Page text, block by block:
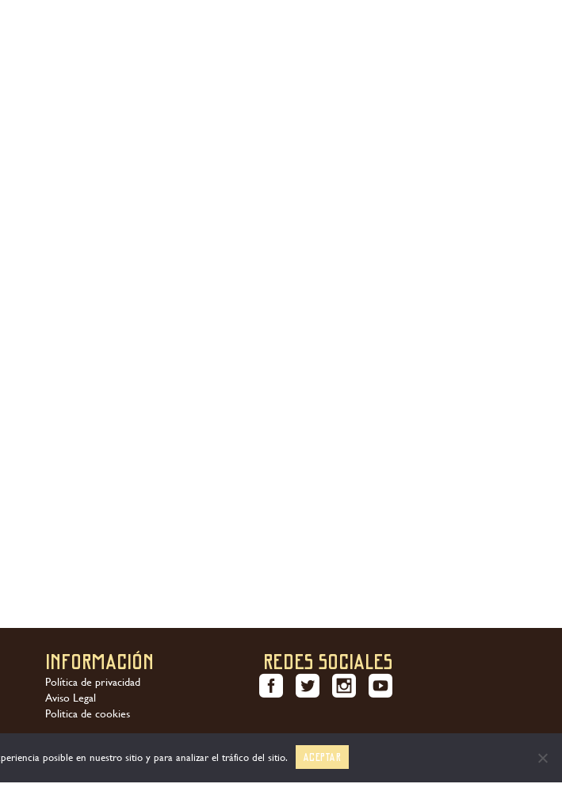
Información
Política de privacidad
Aviso Legal
Politica de cookies
REDES SOCIALES
posible en nuestro sitio y para analizar el tráfico del sitio. Aceptar